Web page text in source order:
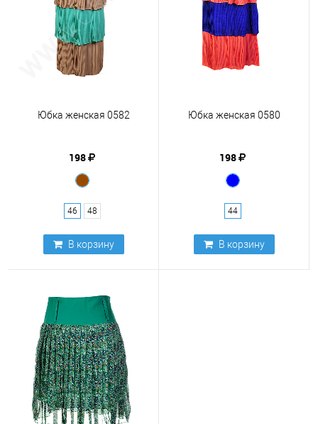
Юбка женская 0582
198
46 48
В корзину
Юбка женская 0580
198
44
В корзину